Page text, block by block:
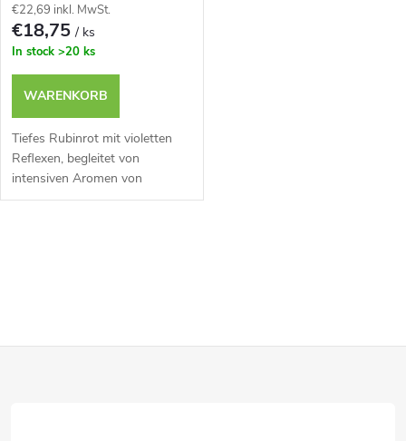
€22,69 inkl. MwSt.
€18,75/ ks
In stock >20 ks
WARENKORB
Tiefes Rubinrot mit violetten
Reflexen, begleitet von
intensiven Aromen von
Waldbeeren, Gewürzen und